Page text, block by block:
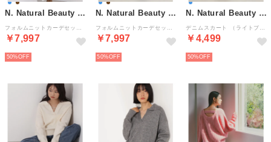
N. Natural Beauty Basic*
￥7,997
50%
N. Natural Beauty Basic*
￥7,997
50%
N. Natural Beauty Basic*
￥4,499
50%